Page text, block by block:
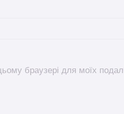
браузері для моїх